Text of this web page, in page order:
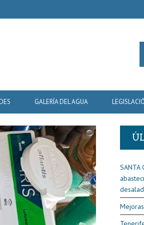
GALERÍA DEL AGUA
SANTA